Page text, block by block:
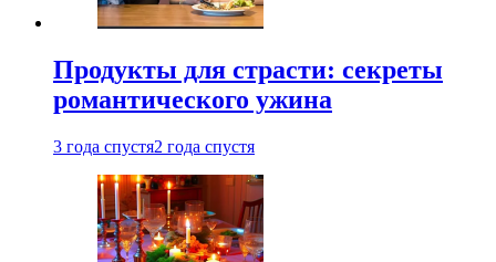
Продукты для страсти: секреты
романтического ужина
3 года спустя2 года спустя